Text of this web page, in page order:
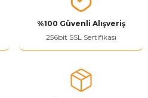
ederiz.
görüntülenemiyor.
pahalı.
%100 Güvenli Alışveriş
256bit SSL Sertifikası